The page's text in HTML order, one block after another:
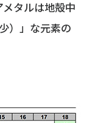
タルは地殻中
）」な元素の